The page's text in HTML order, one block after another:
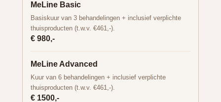
MeLine Basic
Basiskuur van 3 behandelingen + inclusief verplichte
thuisproducten (t.w.v. €461,-).
€ 980,-
MeLine Advanced
Kuur van 6 behandelingen + inclusief verplichte
thuisproducten (t.w.v. €461,-).
€ 1500,-